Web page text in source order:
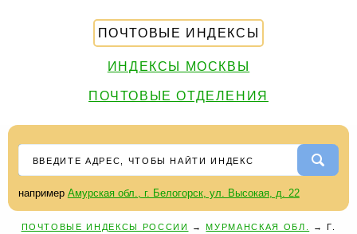
ПОЧТОВЫЕ ИНДЕКСЫ
ИНДЕКСЫ МОСКВЫ
ПОЧТОВЫЕ ОТДЕЛЕНИЯ
например Амурская обл., г. Белогорск, ул. Высокая, д. 22
ПОЧТОВЫЕ ИНДЕКСЫ РОССИИ →МУРМАНСКАЯ ОБЛ. →Г.